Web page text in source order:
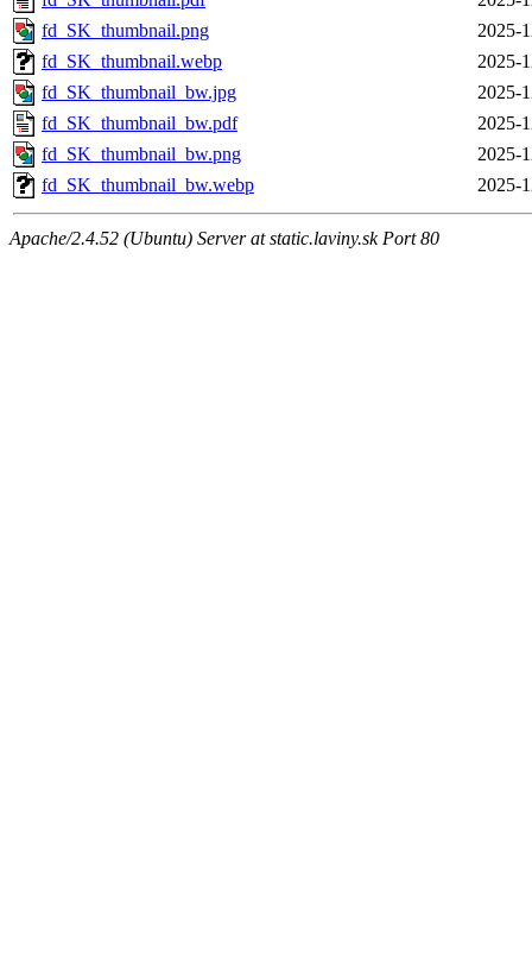
fd_SK_thumbnail.png
2025-
fd_SK_thumbnail.webp
2025-
fd_SK_thumbnail_bw.jpg
2025-
fd_SK_thumbnail_bw.pdf
2025-
fd_SK_thumbnail_bw.png
2025-
fd_SK_thumbnail_bw.webp
2025-
Apache/2.4.52 (Ubuntu) Server at static.laviny.sk Port 80